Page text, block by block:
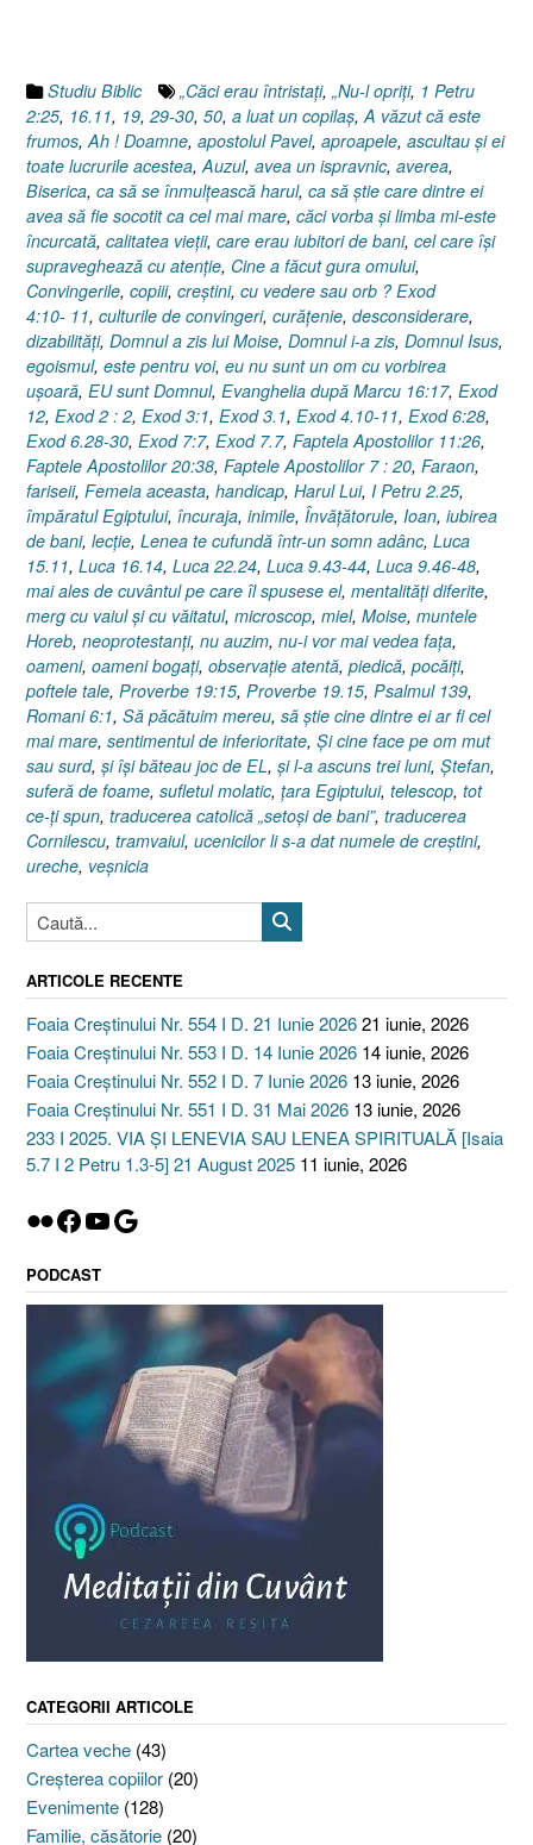
Studiu Biblic „Căci erau întristaţi, „Nu-l opriţi, 1 Petru
2:25, 16.11, 19, 29-30, 50, a luat un copilaş, A văzut că este
frumos, Ah ! Doamne, apostolul Pavel, aproapele, ascultau şi ei
toate lucrurile acestea, Auzul, avea un ispravnic, averea,
Biserica, ca să se înmulţească harul, ca să ştie care dintre ei
avea să fie socotit ca cel mai mare, căci vorba şi limba mi-este
încurcată, calitatea vieţii, care erau iubitori de bani, cel care îşi
supraveghează cu atenţie, Cine a făcut gura omului,
Convingerile, copiii, creştini, cu vedere sau orb ? Exod
4:10- 11, culturile de convingeri, curăţenie, desconsiderare,
dizabilităţi, Domnul a zis lui Moise, Domnul i-a zis, Domnul Isus,
egoismul, este pentru voi, eu nu sunt un om cu vorbirea
uşoară, EU sunt Domnul, Evanghelia după Marcu 16:17, Exod
12, Exod 2 : 2, Exod 3:1, Exod 3.1, Exod 4.10-11, Exod 6:28,
Exod 6.28-30, Exod 7:7, Exod 7.7, Faptela Apostolilor 11:26,
Faptele Apostolilor 20:38, Faptele Apostolilor 7 : 20, Faraon,
fariseii, Femeia aceasta, handicap, Harul Lui, I Petru 2.25,
împăratul Egiptului, încuraja, inimile, Învăţătorule, Ioan, iubirea
de bani, lecţie, Lenea te cufundă într-un somn adânc, Luca
15.11, Luca 16.14, Luca 22.24, Luca 9.43-44, Luca 9.46-48,
mai ales de cuvântul pe care îl spusese el, mentalităţi diferite,
merg cu vaiul şi cu văitatul, microscop, miel, Moise, muntele
Horeb, neoprotestanţi, nu auzim, nu-i vor mai vedea faţa,
oameni, oameni bogaţi, observaţie atentă, piedică, pocăiţi,
poftele tale, Proverbe 19:15, Proverbe 19.15, Psalmul 139,
Romani 6:1, Să păcătuim mereu, să ştie cine dintre ei ar fi cel
mai mare, sentimentul de inferioritate, Şi cine face pe om mut
sau surd, şi îşi băteau joc de EL, şi l-a ascuns trei luni, Ştefan,
suferă de foame, sufletul molatic, ţara Egiptului, telescop, tot
ce-ţi spun, traducerea catolică „setoşi de bani”, traducerea
Cornilescu, tramvaiul, ucenicilor li s-a dat numele de creştini,
ureche, veşnicia
ARTICOLE RECENTE
Foaia Creștinului Nr. 554 I D. 21 Iunie 202621 iunie, 2026
Foaia Creștinului Nr. 553 I D. 14 Iunie 2026 14 iunie, 2026
Foaia Creștinului Nr. 552 I D. 7 Iunie 2026 13 iunie, 2026
Foaia Creștinului Nr. 551 I D. 31 Mai 2026 13 iunie, 2026
233 I 2025. VIA ȘI LENEVIA SAU LENEA SPIRITUALĂ [Isaia
5.7 I 2 Petru 1.3-5] 21 August 2025 11 iunie, 2026
Flickr
Facebook
YouTube
Google
PODCAST
CATEGORII ARTICOLE
Cartea veche (43)
Creşterea copiilor (20)
Evenimente (128)
Familie, căsătorie (20)